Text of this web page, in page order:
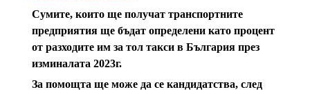
Сумите, които ще получат транспортните
предприятия ще бъдат определени като процент
от разходите им за тол такси в България през
изминалата 2023г.
За помощта ще може да се кандидатства, след